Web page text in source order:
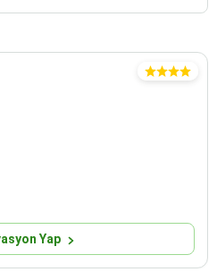
Yap